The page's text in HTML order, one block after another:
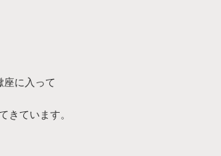
座に入って
きています。